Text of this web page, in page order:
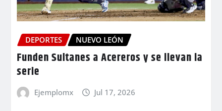
DEPORTES NUEVO LEÓN
Funden Sultanes a Acereros y se llevan la
serie
Ejemplomx Jul 17, 2026